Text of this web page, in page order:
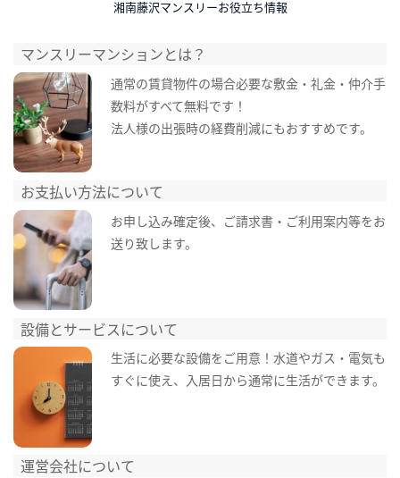
湘南藤沢マンスリーお役立ち情報
マンスリーマンションとは？
通常の賃貸物件の場合必要な敷金・礼金・仲介手
数料がすべて無料です！
法人様の出張時の経費削減にもおすすめです。
お支払い方法について
お申し込み確定後、ご請求書・ご利用案内等をお
送り致します。
設備とサービスについて
生活に必要な設備をご用意！水道やガス・電気も
すぐに使え、入居日から通常に生活ができます。
運営会社について